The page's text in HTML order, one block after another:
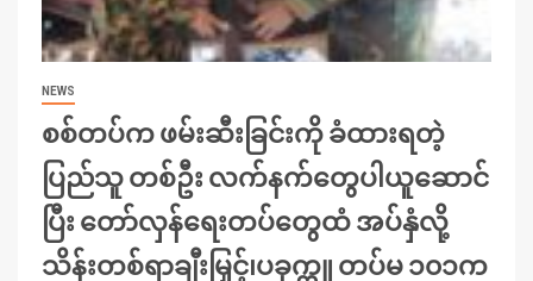
NEWS
စစ်တပ်က ဖမ်းဆီးခြင်းကို ခံထားရတဲ့
ပြည်သူ တစ်ဦး လက်နက်တွေပါယူဆောင်
ပြီး တော်လှန်ရေးတပ်တွေထံ အပ်နှံလို့
သိန်းတစ်ရာချီးမြှင့်၊ပခုက္ကူ တပ်မ ၁၀၁က